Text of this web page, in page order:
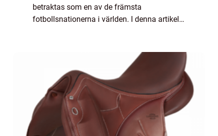
betraktas som en av de främsta
fotbollsnationerna i världen. I denna artikel